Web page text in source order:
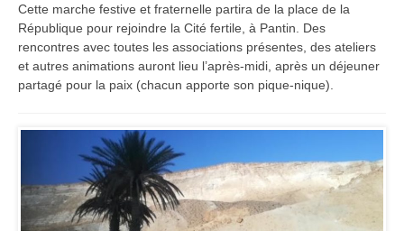
Cette marche festive et fraternelle partira de la place de la
République pour rejoindre la Cité fertile, à Pantin. Des
rencontres avec toutes les associations présentes, des ateliers
et autres animations auront lieu l’après-midi, après un déjeuner
partagé pour la paix (chacun apporte son pique-nique).